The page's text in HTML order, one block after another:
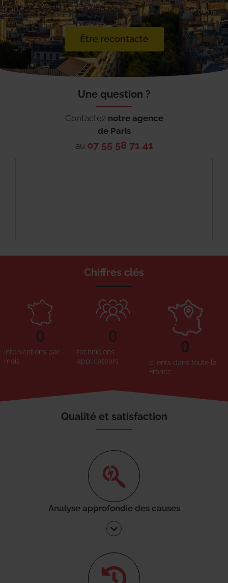
Être recontacté
Une question ?
Contactez notre agence
de Paris
au 07 55 58 71 41
Chiffres clés
interventions par
mois
0
techniciens
applicateurs
0
clients dans toute la
France
0
Qualité et satisfaction
Analyse approfondie des causes